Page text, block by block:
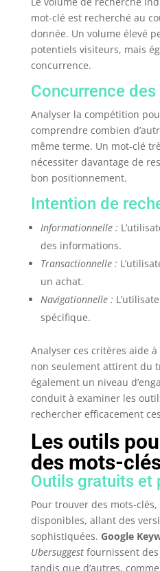
mot-clé est recherché au
donnée. Un volume élevé
potentiels visiteurs, mais
concurrence.
Concurrence
Analyser la compétition
comprendre combien
même terme. Un mot-clé
nécessiter davantage de
bon positionnement.
Intention de
Informationnelle :
des informations.
Transactionnelle :
un achat.
Navigationnelle :
spécifique.
Analyser ces critères aide
non seulement attirent du
également un niveau
conduit à examiner les
rechercher efficacement
Les outils
des mots-
Outils gratuits et
Pour trouver des mots-
disponibles, allant des
sophistiquées. Google
Ubersuggestfournissent des
tandis que d’autres, comme